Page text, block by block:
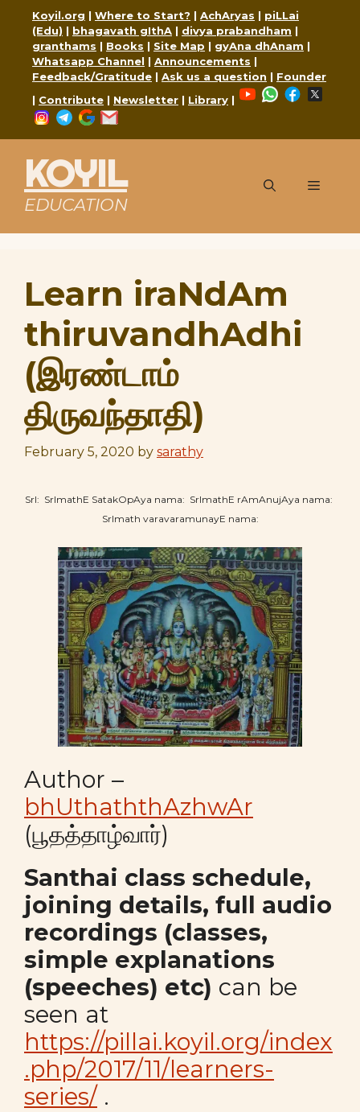
content
Koyil.org | Where to Start? | AchAryas | piLLai
(Edu) | bhagavath gIthA | divya prabandham |
granthams | Books | Site Map | gyAna dhAnam |
Whatsapp Channel | Announcements |
Feedback/Gratitude | Ask us a question | Founder
| Contribute | Newsletter | Library |
YouTubeWhatsApp
Facebook
Instagram
Telegram
Google
KOYIL
EDUCATION
Menu
Learn iraNdAm
thiruvandhAdhi
(இரண்டாம்
திருவந்தாதி)
February 5, 2020 by sarathy
SrI: SrImathE SatakOpAya nama: SrImathE rAmAnujAya nama:
SrImath varavaramunayE nama:
Author –
bhUthaththAzhwAr
(பூதத்தாழ்வார்)
Santhai class schedule,
joining details, full audio
recordings (classes,
simple explanations
(speeches) etc) can be
seen at
https://pillai.koyil.org/index
.php/2017/11/learners-
series/ .